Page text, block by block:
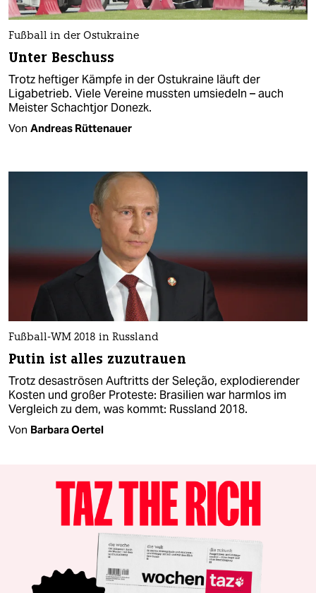
Fußball in der Ostukraine
Unter Beschuss
Trotz heftiger Kämpfe in der Ostukraine läuft der
Ligabetrieb. Viele Vereine mussten umsiedeln – auch
Meister Schachtjor Donezk.
Von Andreas Rüttenauer
Fußball-WM 2018 in Russland
Putin ist alles zuzutrauen
Trotz desaströsen Auftritts der Seleção, explodierender
Kosten und großer Proteste: Brasilien war harmlos im
Vergleich zu dem, was kommt: Russland 2018.
Von Barbara Oertel